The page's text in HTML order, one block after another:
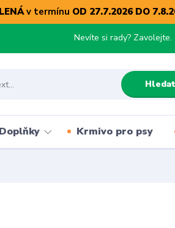
v termínu OD 27.7.2026 DO
Hledat
Nevíte si rady? Zavolejte.
Doplňky Krmivo pro psy